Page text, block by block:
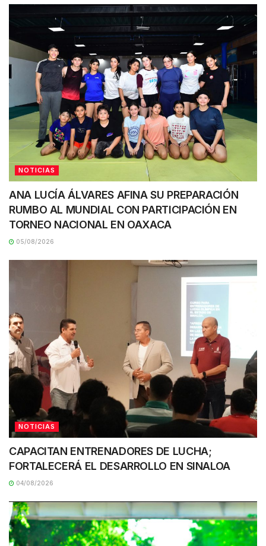
NOTICIAS
ANA LUCÍA ÁLVARES AFINA SU PREPARACIÓN
RUMBO AL MUNDIAL CON PARTICIPACIÓN EN
TORNEO NACIONAL EN OAXACA
05/08/2026
NOTICIAS
CAPACITAN ENTRENADORES DE LUCHA;
FORTALECERÁ EL DESARROLLO EN SINALOA
04/08/2026